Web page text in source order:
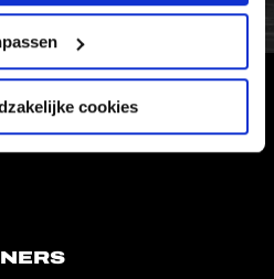
cookies